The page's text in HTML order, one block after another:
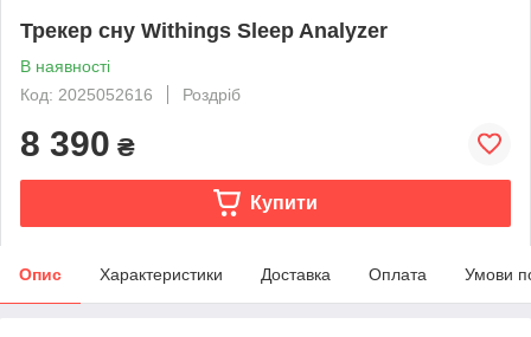
Трекер сну Withings Sleep Analyzer
В наявності
Код: 2025052616
Роздріб
8 390 ₴
Купити
Опис Характеристики Доставка Оплата Умови